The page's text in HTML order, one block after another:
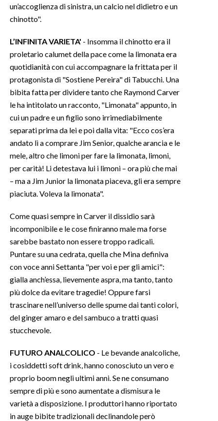
#CARAUNIONE
INSULARITÀ
INFO AZIENDE
ABBONATI
NECROLOGI
PUBBLICITÀ
SPIAGGE
STORE
un’accoglienza di sinistra, un calcio nel didietro e un
chinotto".
L’INFINITA VARIETA' - Insomma il chinotto era il
proletario calumet della pace come la limonata era
quotidianità con cui accompagnare la frittata per il
protagonista di "Sostiene Pereira" di Tabucchi. Una
bibita fatta per dividere tanto che Raymond Carver
le ha intitolato un racconto, "Limonata" appunto, in
cui un padre e un figlio sono irrimediabilmente
separati prima da lei e poi dalla vita: "Ecco cos’era
andato lì a comprare Jim Senior, qualche arancia e le
mele, altro che limoni per fare la limonata, limoni,
per carità! Li detestava lui i limoni – ora più che mai
– ma a Jim Junior la limonata piaceva, gli era sempre
piaciuta. Voleva la limonata".
Come quasi sempre in Carver il dissidio sarà
incomponibile e le cose finiranno male ma forse
sarebbe bastato non essere troppo radicali.
Puntare su una cedrata, quella che Mina definiva
con voce anni Settanta "per voi e per gli amici":
gialla anch’essa, lievemente aspra, ma tanto, tanto
più dolce da evitare tragedie! Oppure farsi
trascinare nell’universo delle spume dai tanti colori,
del ginger amaro e del sambuco a tratti quasi
stucchevole.
FUTURO ANALCOLICO - Le bevande analcoliche,
i cosiddetti soft drink, hanno conosciuto un vero e
proprio boom negli ultimi anni. Se ne consumano
sempre di più e sono aumentate a dismisura le
varietà a disposizione. I produttori hanno riportato
in auge bibite tradizionali declinandole però